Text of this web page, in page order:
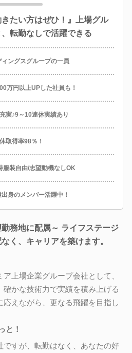
きたい方はぜひ！』上場グル
転勤なしで活躍できる
ングスグループの一員
万円以上UPした社員も！
実♪9～10連休実績あり
取得率98％！
装自由/志望動機なしOK
身のメンバー活躍中！
務地に配属～ ライフステージ
く、キャリアを築けます。
上場企業グループ会社として、
かな技術力で実績を積み上げる
えながら、更なる飛躍を目指し
！
すが、転勤はなく、あなたの好